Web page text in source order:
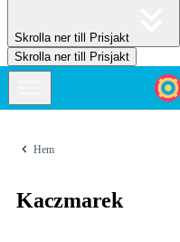
Skrolla ner till Prisjakt
Skrolla ner till Prisjakt
Hem
Kaczmarek